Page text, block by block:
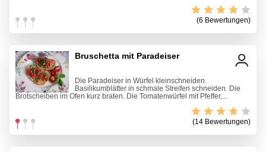
(6 Bewertungen)
Bruschetta mit Paradeiser
Die Paradeiser in Würfel kleinschneiden.
Basilikumblätter in schmale Streifen schneiden. Die
Brotscheiben im Ofen kurz braten. Die Tomatenwürfel mit Pfeffer,...
(14 Bewertungen)